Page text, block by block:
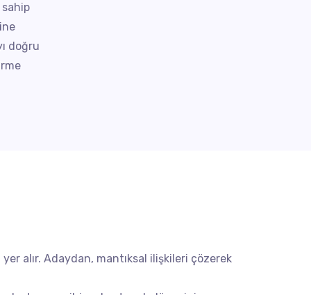
doğru
alır. Adaydan, mantıksal ilişkileri çözerek